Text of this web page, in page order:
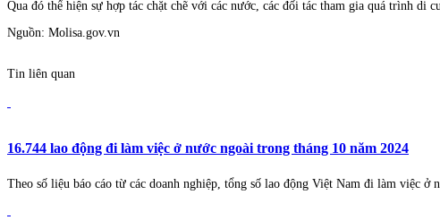
Qua đó thể hiện sự hợp tác chặt chẽ với các nước, các đối tác tham gia quá trình
Nguồn: Molisa.gov.vn
Tin liên quan
16.744 lao động đi làm việc ở nước ngoài trong tháng 10 năm 2024
Theo số liệu báo cáo từ các doanh nghiệp, tổng số lao động Việt Nam đi làm việc ở